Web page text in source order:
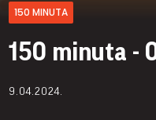
150 MINUTA
150 minuta -
9.04.2024.